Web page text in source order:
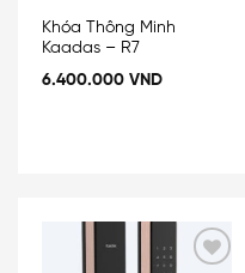
Khóa Thông Minh
Kaadas – R7
6.400.000 VND